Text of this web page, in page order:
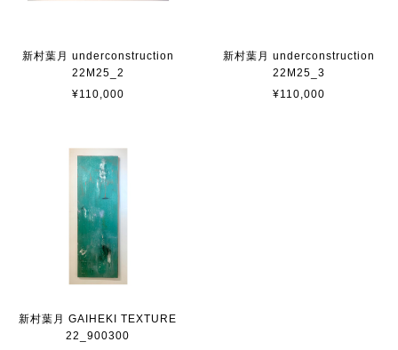
新村葉月 underconstruction
22M25_2
¥110,000
新村葉月 underconstruction
22M25_3
¥110,000
新村葉月 GAIHEKI TEXTURE
22_900300